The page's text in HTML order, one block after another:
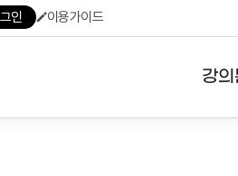
인 이용가이드
강